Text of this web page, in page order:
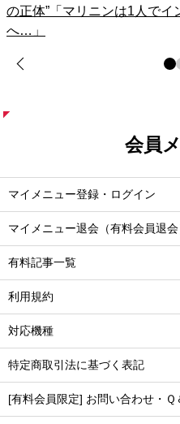
の正体”「マリニンは1人でイ
へ…」
会員
マイメニュー登録・ログイン
マイメニュー退会（有料会員退会
有料記事一覧
利用規約
対応機種
特定商取引法に基づく表記
[有料会員限定] お問い合わせ・Ｑ